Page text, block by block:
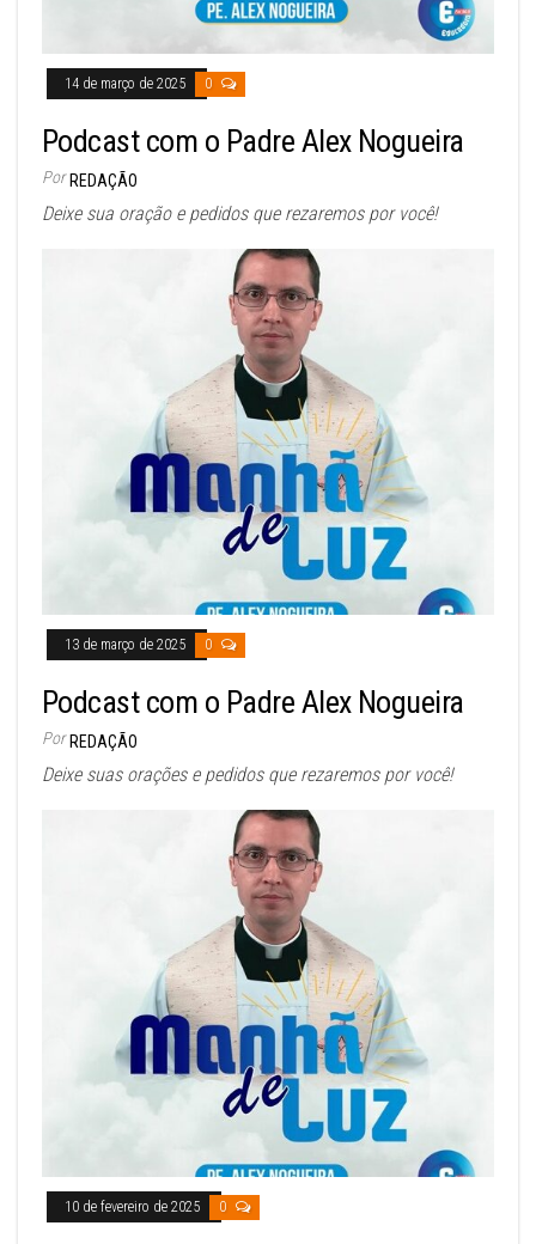
14 de março de 2025 0
Podcast com o Padre Alex Nogueira
Por REDAÇÃO
Deixe sua oração e pedidos que rezaremos por você!
13 de março de 2025 0
Podcast com o Padre Alex Nogueira
Por REDAÇÃO
Deixe suas orações e pedidos que rezaremos por você!
10 de fevereiro de 2025 0